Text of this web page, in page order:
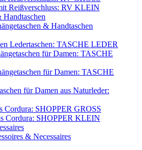
Reißverschluss: RV KLEIN
Handtaschen
& Handtaschen
Ledertaschen: TASCHE LEDER
für Damen: TASCHE
für Damen: TASCHE
für Damen aus Naturleder:
Cordura: SHOPPER GROSS
Cordura: SHOPPER KLEIN
& Necessaires